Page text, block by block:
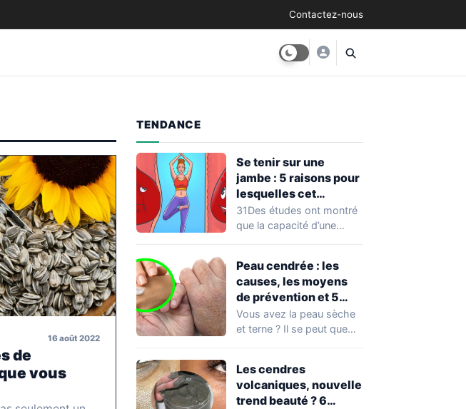
Contactez-nous
16 août 2022
de
vous
TENDANCE
Se tenir sur une
jambe : 5 raisons pour
lesquelles cet
exercice équivaut à
une véritable séance
31Des études ont montré
que la capacité d’une
Peau cendrée : les
causes, les moyens
de prévention et 5
façons de la traiter
Vous avez la peau sèche
et terne ? Il se peut que
Les cendres
volcaniques, nouvelle
trend beauté ? 6